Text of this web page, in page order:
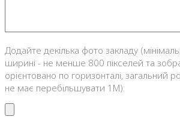
Додайте декілька фото закладу
ширині - не менше 800 пікселей та
орієнтовано по горизонталі, загальний
не має перебільшувати 1М):